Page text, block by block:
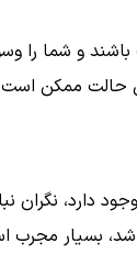
و شما را
حالت ممکن
دارد،
بسیار مجرب